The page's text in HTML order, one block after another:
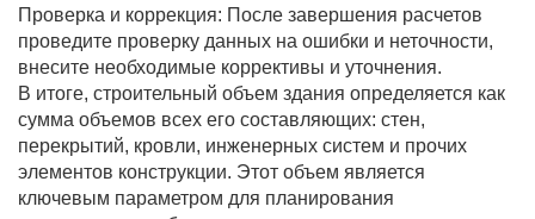
Проверка и коррекция: После завершения расчетов
проведите проверку данных на ошибки и неточности,
внесите необходимые коррективы и уточнения.
В итоге, строительный объем здания определяется как
сумма объемов всех его составляющих: стен,
перекрытий, кровли, инженерных систем и прочих
элементов конструкции. Этот объем является
ключевым параметром для планирования